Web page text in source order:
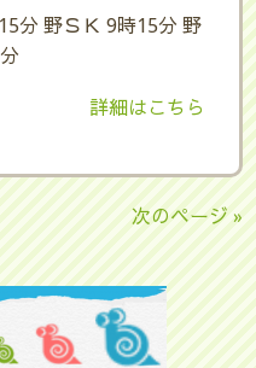
分 野ＳＫ 9時15分 野
詳細はこちら
次のページ »